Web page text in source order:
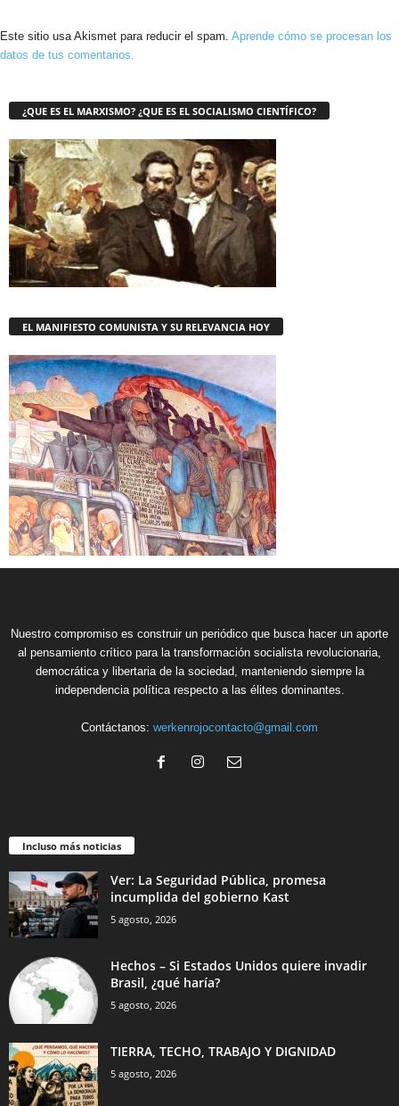
Este sitio usa Akismet para reducir el spam. Aprende cómo se procesan los
datos de tus comentarios.
¿QUE ES EL MARXISMO? ¿QUE ES EL SOCIALISMO CIENTÍFICO?
EL MANIFIESTO COMUNISTA Y SU RELEVANCIA HOY
Nuestro compromiso es construir un periódico que busca hacer un aporte
al pensamiento crítico para la transformación socialista revolucionaria,
democrática y libertaria de la sociedad, manteniendo siempre la
independencia política respecto a las élites dominantes.
Contáctanos: werkenrojocontacto@gmail.com
Incluso más noticias
Ver: La Seguridad Pública, promesa
incumplida del gobierno Kast
5 agosto, 2026
Hechos – Si Estados Unidos quiere invadir
Brasil, ¿qué haría?
5 agosto, 2026
TIERRA, TECHO, TRABAJO Y DIGNIDAD
5 agosto, 2026